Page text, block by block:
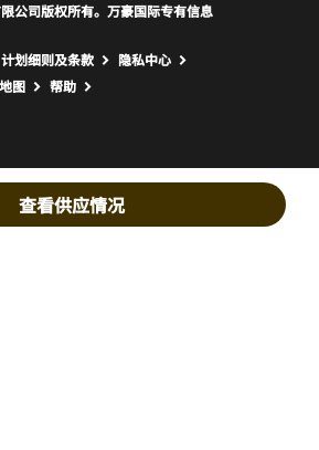
查看供应情况
公司版权所有。万豪国际专有信息
计划细则及条款
隐私中心
图 打开新窗口
帮助